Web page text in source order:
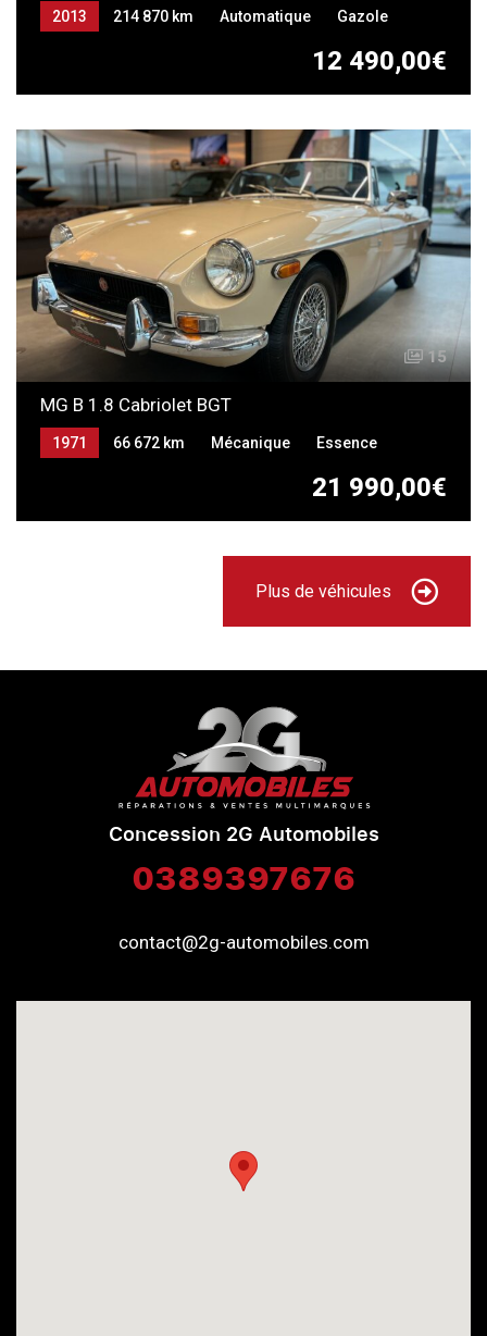
12 490,00€
2013 214 870 km Automatique Gazole
15
MG B 1.8 Cabriolet BGT
21 990,00€
1971 66 672 km Mécanique Essence
Plus de véhicules
Concession 2G Automobiles
0389397676
contact@2g-automobiles.com